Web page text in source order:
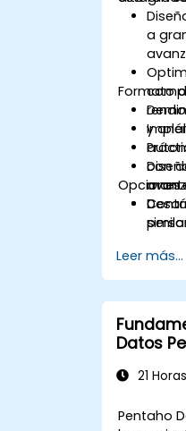
a
Formato
y
con
Opciones
Leer más...
Datos
21 Horas
Pentaho